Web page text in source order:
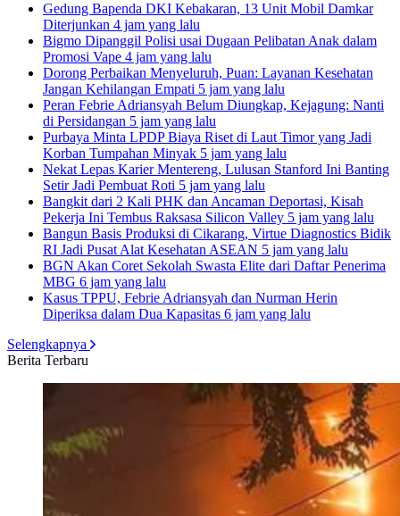
Gedung Bapenda DKI Kebakaran, 13 Unit Mobil Damkar
Diterjunkan 4 jam yang lalu
Bigmo Dipanggil Polisi usai Dugaan Pelibatan Anak dalam
Promosi Vape 4 jam yang lalu
Dorong Perbaikan Menyeluruh, Puan: Layanan Kesehatan
Jangan Kehilangan Empati 5 jam yang lalu
Peran Febrie Adriansyah Belum Diungkap, Kejagung: Nanti
di Persidangan 5 jam yang lalu
Purbaya Minta LPDP Biaya Riset di Laut Timor yang Jadi
Korban Tumpahan Minyak 5 jam yang lalu
Nekat Lepas Karier Mentereng, Lulusan Stanford Ini Banting
Setir Jadi Pembuat Roti 5 jam yang lalu
Bangkit dari 2 Kali PHK dan Ancaman Deportasi, Kisah
Pekerja Ini Tembus Raksasa Silicon Valley 5 jam yang lalu
Bangun Basis Produksi di Cikarang, Virtue Diagnostics Bidik
RI Jadi Pusat Alat Kesehatan ASEAN 5 jam yang lalu
BGN Akan Coret Sekolah Swasta Elite dari Daftar Penerima
MBG 6 jam yang lalu
Kasus TPPU, Febrie Adriansyah dan Nurman Herin
Diperiksa dalam Dua Kapasitas 6 jam yang lalu
Selengkapnya
Berita Terbaru